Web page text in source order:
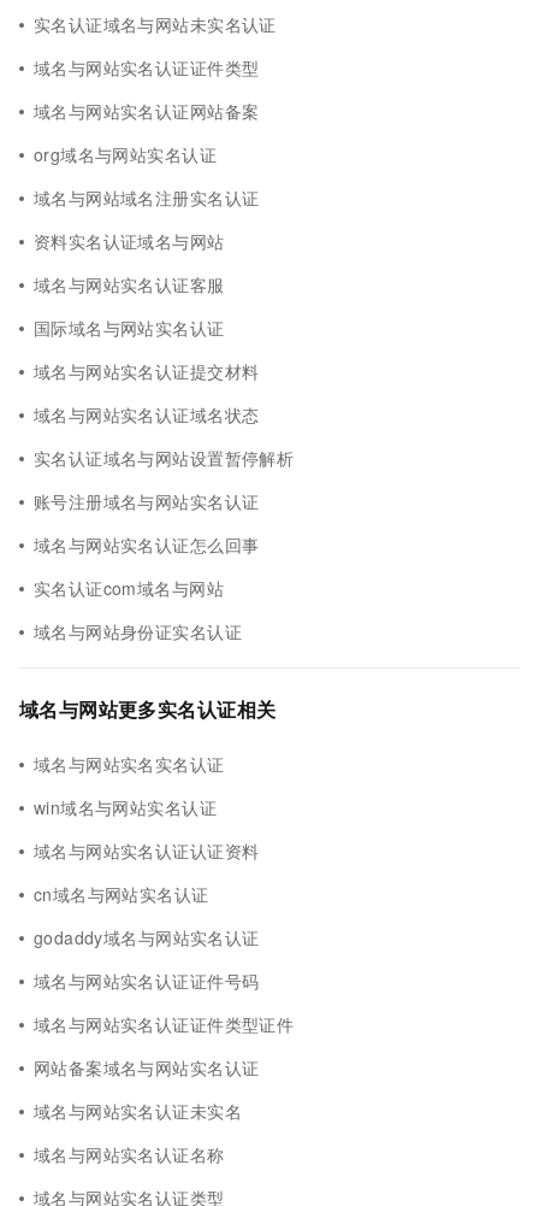
实名认证域名与网站未实名认证
域名与网站实名认证证件类型
域名与网站实名认证网站备案
org域名与网站实名认证
域名与网站域名注册实名认证
资料实名认证域名与网站
域名与网站实名认证客服
国际域名与网站实名认证
域名与网站实名认证提交材料
域名与网站实名认证域名状态
实名认证域名与网站设置暂停解析
账号注册域名与网站实名认证
域名与网站实名认证怎么回事
实名认证com域名与网站
域名与网站身份证实名认证
域名与网站更多实名认证相关
域名与网站实名实名认证
win域名与网站实名认证
域名与网站实名认证认证资料
cn域名与网站实名认证
godaddy域名与网站实名认证
域名与网站实名认证证件号码
域名与网站实名认证证件类型证件
网站备案域名与网站实名认证
域名与网站实名认证未实名
域名与网站实名认证名称
域名与网站实名认证类型